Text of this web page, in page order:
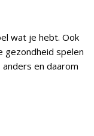
wat je hebt. Ook
gezondheid spelen
en daarom